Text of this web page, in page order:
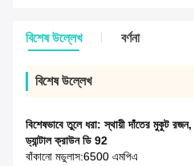
বিশেষ উল্লেখ বর্ণনা
বিশেষ উল্লেখ
বিশেষভাবে তুলে ধরা:স্থায়ী দাঁতের মুকুট রজন,
ড্যান্টাল ক্রাউন ডি 92
বাঁকানো মডুলাস:6500 এমপিএ